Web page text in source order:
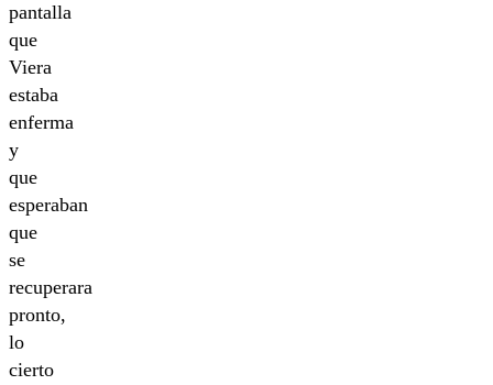
pantalla
que
Viera
estaba
enferma
y
que
esperaban
que
se
recuperara
pronto,
lo
cierto